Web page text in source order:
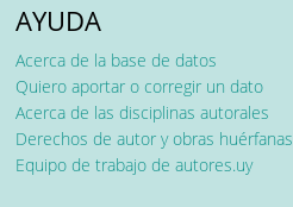
AYUDA
Acerca de la base de datos
Quiero aportar o corregir un dato
Acerca de las disciplinas autorales
Derechos de autor y obras huérfanas
Equipo de trabajo de autores.uy